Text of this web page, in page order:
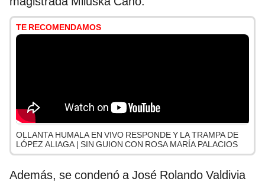
TE RECOMENDAMOS
OLLANTA HUMALA EN VIVO RESPONDE Y LA TRAMPA DE
LÓPEZ ALIAGA | SIN GUION CON ROSA MARÍA PALACIOS
Además, se condenó a José Rolando Valdivia